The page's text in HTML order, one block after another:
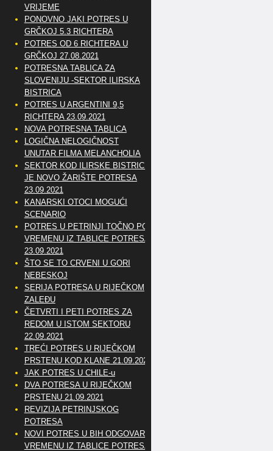
VRIJEME
PONOVNO JAKI POTRES U
GRČKOJ 5.3 RICHTERA
POTRES OD 6 RICHTERA U
GRČKOJ 27.08.2021
POTRESNA TABLICA ZA
SLOVENIJU -SEKTOR ILIRSKA
BISTRICA
POTRES U ARGENTINI 9,5
RICHTERA 23.09.2021
NOVA POTRESNA TABLICA
LOGIČNA NELOGIČNOST
UNUTAR FILMA MELANCHOLIA
SEKTOR KOD ILIRSKE BISTRICE
JE NOVO ŽARIŠTE POTRESA
23.09.2021
KANARSKI OTOCI MOGUĆI
SCENARIO
POTRES U PETRINJI TOČNO PO
VREMENU IZ TABLICE POTRESA
23.09.2021
ŠTO SE TO CRVENI U GORI
NEBESKOJ
SERIJA POTRESA U RIJEČKOM
ZALEĐU
ČETVRTI I PETI POTRES ZA
REDOM U ISTOM SEKTORU
22.09.2021
TREĆI POTRES U RIJEČKOM
PRSTENU KOD KLANE 21.09.2021
JAK POTRES U CHILE-u
DVA POTRESA U RIJEČKOM
PRSTENU 21.09.2021
REVIZIJA PETRINJSKOG
POTRESA
NOVI POTRES U BIH ODGOVARA
VREMENU IZ TABLICE POTRESA